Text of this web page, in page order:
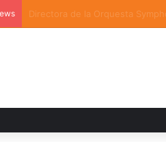
La convivencia familiar marca